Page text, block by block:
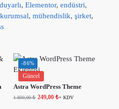
duyarlı, Elementor, endüstri,
kurumsal, mühendislik, şirket,
-86%
Güncel
Astra WordPress Theme
1.800,00₺ 249,00 ₺+ KDV